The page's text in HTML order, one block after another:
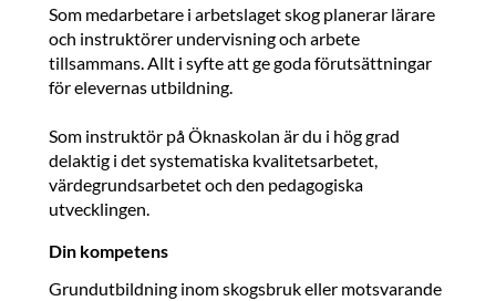
Som medarbetare i arbetslaget skog planerar lärare
och instruktörer undervisning och arbete
tillsammans. Allt i syfte att ge goda förutsättningar
för elevernas utbildning.
Som instruktör på Öknaskolan är du i hög grad
delaktig i det systematiska kvalitetsarbetet,
värdegrundsarbetet och den pedagogiska
utvecklingen.
Din kompetens
Grundutbildning inom skogsbruk eller motsvarande